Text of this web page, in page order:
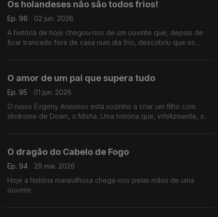
Os holandeses não são todos frios!
Ep. 96
02 jun. 2026
A história de hoje chegou-nos de um ouvinte que, depois de
ficar trancado fora de casa num dia frio, descobriu que os
O amor de um pai que supera tudo
Ep. 95
01 jun. 2026
O russo Evgeny Anisimov está sozinho a criar um filho com
sIndrome de Down, o Misha. Uma história que, infelizmente, se
O dragão do Cabelo de Fogo
Ep. 94
29 mai. 2026
Hoje a história maravilhosa chega-nos pelas mãos de uma
ouvinte.